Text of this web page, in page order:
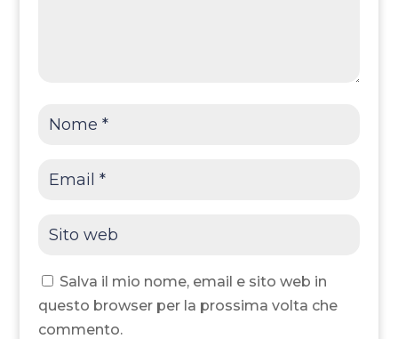
Salva il mio nome, email e sito web in
questo browser per la prossima volta che
commento.